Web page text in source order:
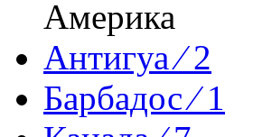
Америка
Антигуа ⁄ 2
Барбадос ⁄ 1